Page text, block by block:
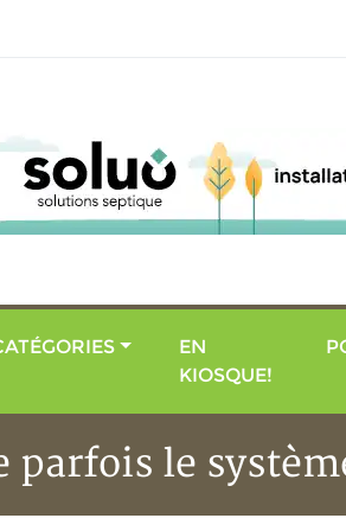
EN
KIOSQUE!
parfois le